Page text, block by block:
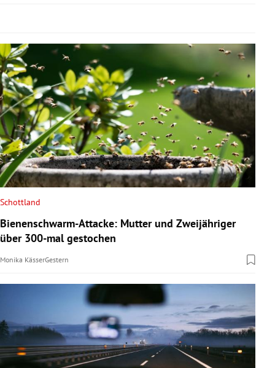
Untermenü
Schottland
Bienenschwarm-Attacke: Mutter und Zweijähriger
über 300-mal gestochen
Monika KässerGestern